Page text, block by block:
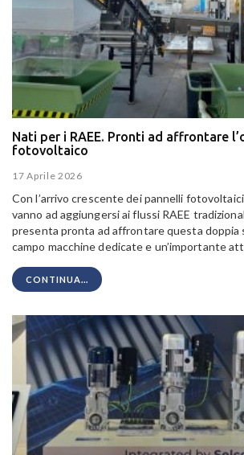
Nati per i RAEE. Pronti ad affrontare
fotovoltaico
17 Aprile 2026
Con l’arrivo crescente dei pannelli
vanno ad aggiungersi ai flussi RAEE
presenta pronta ad affrontare questa doppia
campo macchine dedicate e un’importante
CONTINUA...